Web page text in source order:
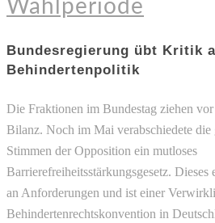
Wahlperiode
Bundesregierung übt Kritik
Behindertenpolitik
Die Fraktionen im Bundestag ziehen
Bilanz. Noch im Mai verabschiedete
Stimmen der Opposition ein mutloses
Barrierefreiheitsstärkungsgesetz.
an Anforderungen und ist einer
Behindertenrechtskonvention in